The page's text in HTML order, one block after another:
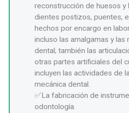
reconstrucción de huesos y
dientes postizos, puentes,
hechos por encargo en
incluso las amalgamas y las
dental; también las
otras partes artificiales del
incluyen las actividades de
mecánica dental.
La fabricación de
odontología.